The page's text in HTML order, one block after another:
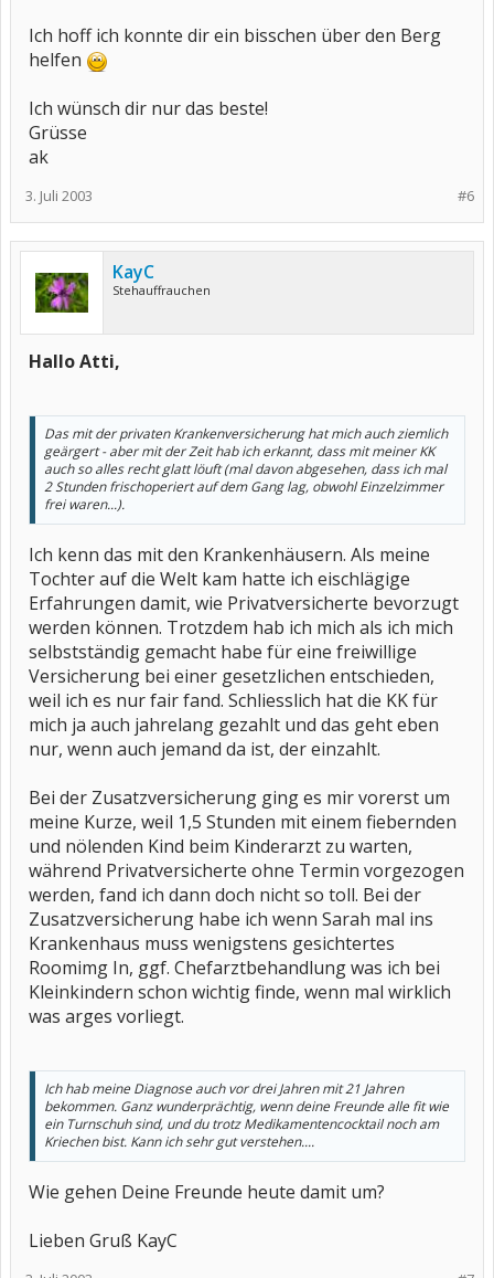
Ich hoff ich konnte dir ein bisschen über den Berg
helfen
Ich wünsch dir nur das beste!
Grüsse
ak
#6
3. Juli 2003
KayC
Stehauffrauchen
Hallo Atti,
Das mit der privaten Krankenversicherung hat mich auch ziemlich
geärgert - aber mit der Zeit hab ich erkannt, dass mit meiner KK
auch so alles recht glatt löuft (mal davon abgesehen, dass ich mal
2 Stunden frischoperiert auf dem Gang lag, obwohl Einzelzimmer
frei waren...).
Ich kenn das mit den Krankenhäusern. Als meine
Tochter auf die Welt kam hatte ich eischlägige
Erfahrungen damit, wie Privatversicherte bevorzugt
werden können. Trotzdem hab ich mich als ich mich
selbstständig gemacht habe für eine freiwillige
Versicherung bei einer gesetzlichen entschieden,
weil ich es nur fair fand. Schliesslich hat die KK für
mich ja auch jahrelang gezahlt und das geht eben
nur, wenn auch jemand da ist, der einzahlt.
Bei der Zusatzversicherung ging es mir vorerst um
meine Kurze, weil 1,5 Stunden mit einem fiebernden
und nölenden Kind beim Kinderarzt zu warten,
während Privatversicherte ohne Termin vorgezogen
werden, fand ich dann doch nicht so toll. Bei der
Zusatzversicherung habe ich wenn Sarah mal ins
Krankenhaus muss wenigstens gesichtertes
Roomimg In, ggf. Chefarztbehandlung was ich bei
Kleinkindern schon wichtig finde, wenn mal wirklich
was arges vorliegt.
Ich hab meine Diagnose auch vor drei Jahren mit 21 Jahren
bekommen. Ganz wunderprächtig, wenn deine Freunde alle fit wie
ein Turnschuh sind, und du trotz Medikamentencocktail noch am
Kriechen bist. Kann ich sehr gut verstehen....
Wie gehen Deine Freunde heute damit um?
Lieben Gruß KayC